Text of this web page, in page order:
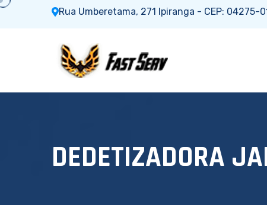
Rua Umberetama, 271 Ipiranga - CEP: 04275-
DEDETIZADORA JA